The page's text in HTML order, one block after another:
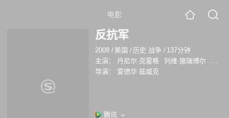
电影
反抗军
2008 / 美国 / 历史 战争 / 137分钟
主演：
丹尼尔·克雷格 列维·施瑞博尔
杰米·
导演：
爱德华·兹威克
腾讯